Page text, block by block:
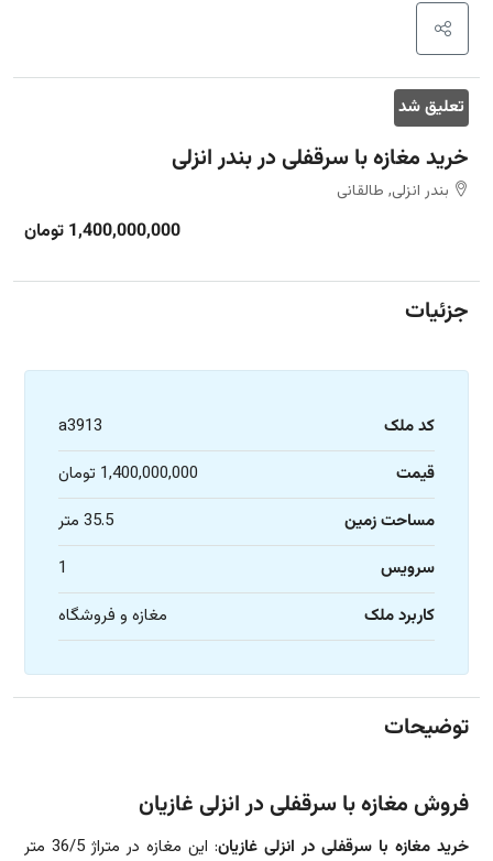
تعلیق شد
خرید مغازه با سرقفلی در بندر انزلی
بندر انزلی, طالقانی
1,400,000,000 تومان
جزئیات
کد ملک
a3913
قیمت
1,400,000,000 تومان
مساحت زمین
35.5 متر
سرویس
1
کاربرد ملک
مغازه و فروشگاه
توضیحات
فروش مغازه با سرقفلی در انزلی غازیان
خرید مغازه با سرقفلی در انزلی غازیان
: این مغازه در متراژ 36/5 متر